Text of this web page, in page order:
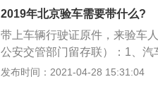
主，地市范围内机动车所有人
构，为了方便车辆年检，对预
时减少了排队时间，可以直接
标志和环保标。
2019年北京验车需要带什么?
带上车辆行驶证原件，来验车
公安交管部门留存联）：1、
和行驶证的车辆，每年一次按
发布时间：2021-04-28 15:31:04